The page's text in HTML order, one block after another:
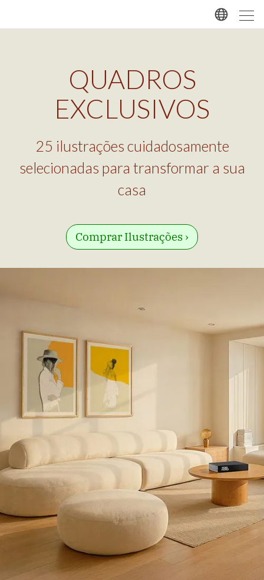
QUADROS
EXCLUSIVOS
25 ilustrações cuidadosamente
selecionadas para transformar a sua
casa
Comprar Ilustrações ›